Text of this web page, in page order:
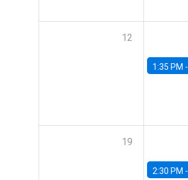
12
1:35 PM -
19
2:30 PM -